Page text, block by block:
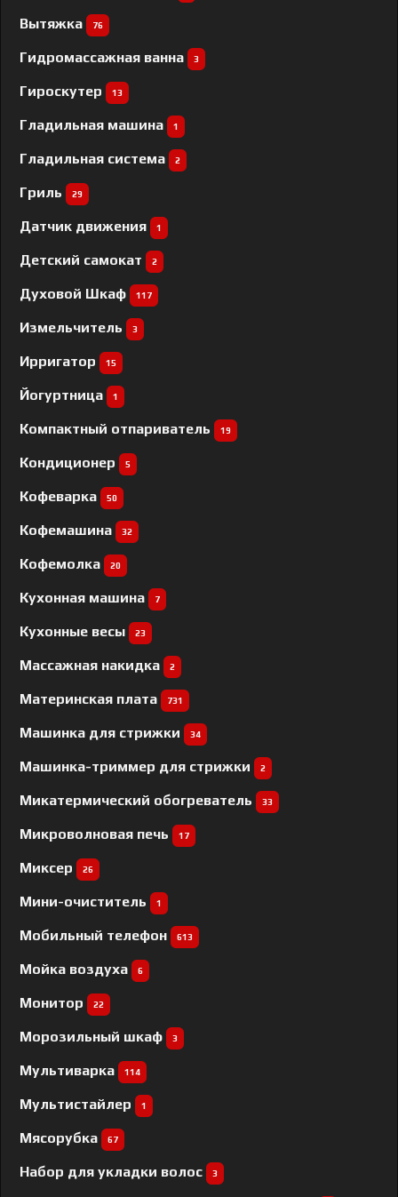
Вытяжка 76
Гидромассажная ванна 3
Гироскутер 13
Гладильная машина 1
Гладильная система 2
Гриль 29
Датчик движения 1
Детский самокат 2
Духовой Шкаф 117
Измельчитель 3
Ирригатор 15
Йогуртница 1
Компактный отпариватель 19
Кондиционер 5
Кофеварка 50
Кофемашина 32
Кофемолка 20
Кухонная машина 7
Кухонные весы 23
Массажная накидка 2
Материнская плата 731
Машинка для стрижки 34
Машинка-триммер для стрижки 2
Микатермический обогреватель 33
Микроволновая печь 17
Миксер 26
Мини-очиститель 1
Мобильный телефон 613
Мойка воздуха 6
Монитор 22
Морозильный шкаф 3
Мультиварка 114
Мультистайлер 1
Мясорубка 67
Набор для укладки волос 3